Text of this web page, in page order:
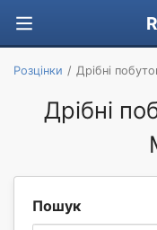
Розцінки Дрібні
Дрібні
Пошук